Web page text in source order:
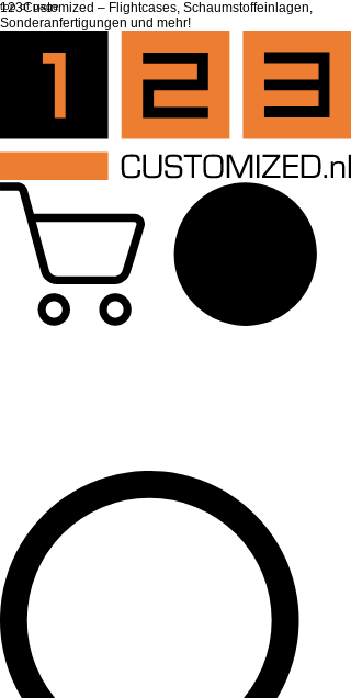
top of page
123Customized – Flightcases, Schaumstoffeinlagen,
Sonderanfertigungen und mehr!